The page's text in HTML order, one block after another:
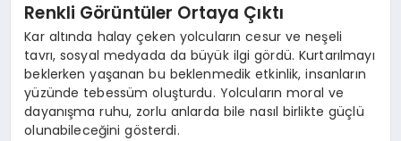
Renkli Görüntüler Ortaya Çıktı
Kar altında halay çeken yolcuların cesur ve neşeli
tavrı, sosyal medyada da büyük ilgi gördü. Kurtarılmayı
beklerken yaşanan bu beklenmedik etkinlik, insanların
yüzünde tebessüm oluşturdu. Yolcuların moral ve
dayanışma ruhu, zorlu anlarda bile nasıl birlikte güçlü
olunabileceğini gösterdi.